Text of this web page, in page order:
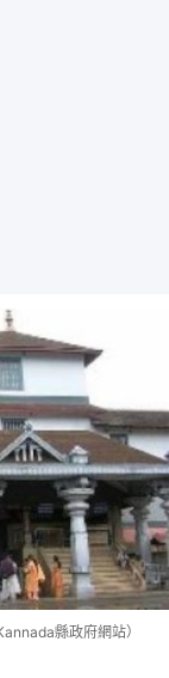
縣政府網站）